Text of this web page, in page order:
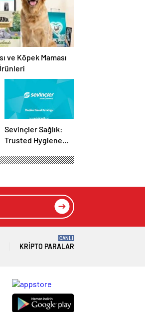
ve Köpek Maması
Sevinçler Sağlık:
Trusted Hygiene
Manufacturer in
KRIPTO PARALAR
CANLI